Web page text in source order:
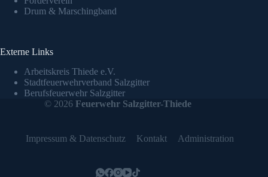
Drum & Marschingband
Externe Links
Arbeitskreis Thiede e.V.
Stadtfeuerwehrverband Salzgitter
Berufsfeuerwehr Salzgitter
© 2026Feuerwehr Salzgitter-Thiede
Impressum & Datenschutz Kontakt Administration